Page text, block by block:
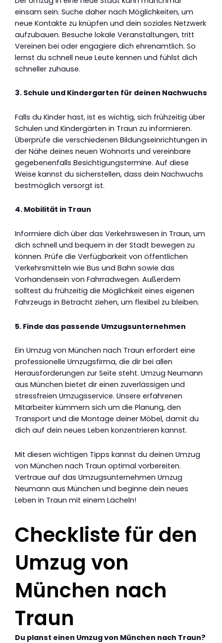
einsam sein. Suche daher nach Möglichkeiten, um
neue Kontakte zu knüpfen und dein soziales Netzwerk
aufzubauen. Besuche lokale Veranstaltungen, tritt
Vereinen bei oder engagiere dich ehrenamtlich. So
lernst du schnell neue Leute kennen und fühlst dich
schneller zuhause.
3. Schule und Kindergarten für deinen Nachwuchs
Falls du Kinder hast, ist es wichtig, sich frühzeitig über
Schulen und Kindergärten in Traun zu informieren.
Überprüfe die verschiedenen Bildungseinrichtungen in
der Nähe deines neuen Wohnorts und vereinbare
gegebenenfalls Besichtigungstermine. Auf diese
Weise kannst du sicherstellen, dass dein Nachwuchs
bestmöglich versorgt ist.
4. Mobilität in Traun
Informiere dich über das Verkehrswesen in Traun, um
dich schnell und bequem in der Stadt bewegen zu
können. Prüfe die Verfügbarkeit von öffentlichen
Verkehrsmitteln wie Bus und Bahn sowie das
Vorhandensein von Fahrradwegen. Außerdem
solltest du frühzeitig die Möglichkeit eines eigenen
Fahrzeugs in Betracht ziehen, um flexibel zu bleiben.
5. Finde das passende Umzugsunternehmen
Ein Umzug von München nach Traun erfordert eine
professionelle Umzugsfirma, die dir bei allen
Herausforderungen zur Seite steht. Umzug Neumann
aus München bietet dir einen zuverlässigen und
stressfreien Umzugsservice. Unsere erfahrenen
Mitarbeiter kümmern sich um die Planung, den
Transport und die Montage deiner Möbel, damit du
dich auf dein neues Leben konzentrieren kannst.
Mit diesen wichtigen Tipps kannst du deinen Umzug
von München nach Traun optimal vorbereiten.
Vertraue auf das Umzugsunternehmen Umzug
Neumann aus München und beginne dein neues
Leben in Traun mit einem Lächeln!
Checkliste für den
Umzug von
München nach
Traun
Du planst einen Umzug von München nach Traun?